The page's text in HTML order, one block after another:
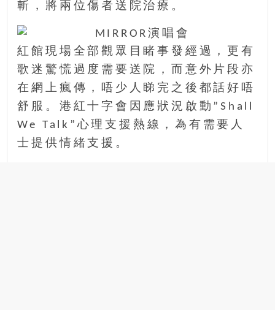
半
場
結
伴
歷
險
入
50
歲
斬，將兩位傷者送院治療。
紅館現場全部觀眾目睹事發經過，更有
歌迷驚慌過度需要送院，而意外片段亦
在網上瘋傳，唔少人睇完之後都話好唔
舒服。港紅十字會因應狀況啟動”Shall
We Talk”心理支援熱線，為有需要人
士提供情緒支援。